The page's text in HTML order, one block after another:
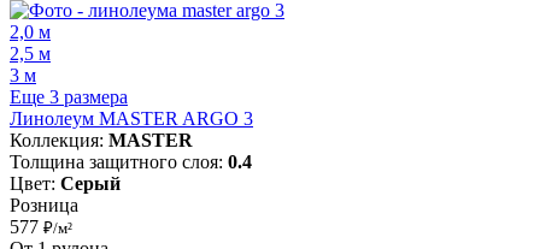
2,0 м
2,5 м
3 м
Еще 3 размера
Линолеум MASTER ARGO 3
Коллекция: MASTER
Толщина защитного слоя: 0.4
Цвет: Серый
Розница
577 ₽/м²